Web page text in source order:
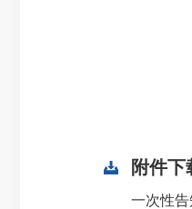
附件下
一次性